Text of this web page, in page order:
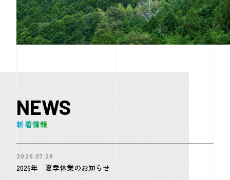
NEWS
新着情報
2026.07.28
2026年 夏季休業のお知らせ